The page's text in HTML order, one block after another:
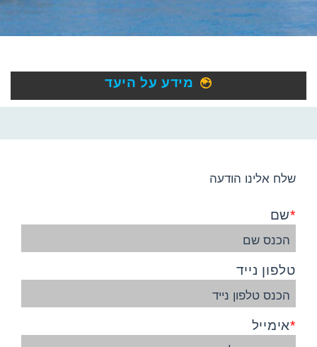
מידע על היעד
שלח אלינו הודעה
שם
טלפון נייד
אימייל